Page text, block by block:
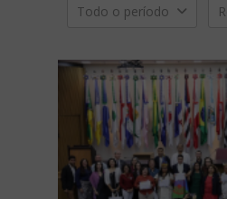
Todo o período